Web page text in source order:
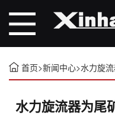
首页>新闻中心>水力旋
水力旋流器为尾